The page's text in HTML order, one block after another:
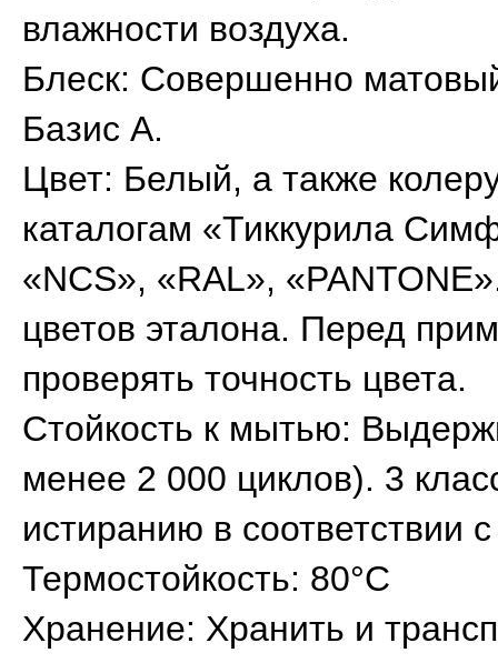
влажности воздуха.
Блеск: Совершенно
Базис A.
Цвет: Белый, а также
каталогам «Тиккурила
«NCS», «RAL»,
цветов эталона. Перед
проверять точность цвета.
Стойкость к мытью:
менее 2 000 циклов). 3
истиранию в соответствии
Термостойкость: 80°С
Хранение: Хранить и